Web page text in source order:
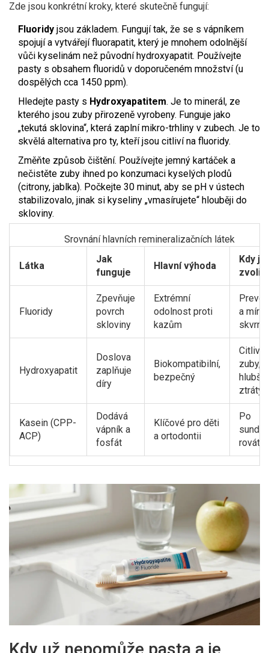
Zde jsou konkrétní kroky, které skutečně fungují:
Fluoridy jsou základem. Fungují tak, že se s vápníkem
spojují a vytvářejí fluorapatit, který je mnohem odolnější
vůči kyselinám než původní hydroxyapatit. Používejte
pasty s obsahem fluoridů v doporučeném množství (u
dospělých cca 1450 ppm).
Hledejte pasty s Hydroxyapatitem. Je to minerál, ze
kterého jsou zuby přirozeně vyrobeny. Funguje jako
„tekutá sklovina“, která zaplní mikro-trhliny v zubech. Je to
skvělá alternativa pro ty, kteří jsou citliví na fluoridy.
Změňte způsob čištění. Používejte jemný kartáček a
nečistěte zuby ihned po konzumaci kyselých plodů
(citrony, jablka). Počkejte 30 minut, aby se pH v ústech
stabilizovalo, jinak si kyseliny „vmasírujete“ hlouběji do
skloviny.
Srovnání hlavních remineralizačních látek
Látka
Jak
funguje
Hlavní výhoda
Kdy ji
zvolit
Fluoridy
Zpevňuje
povrch
skloviny
Extrémní
odolnost proti
kazům
a mírné
skvrny
Hydroxyapatit
Doslova
zaplňuje
díry
Biokompatibilní,
bezpečný
Citlivé
zuby,
hlubší
ztráty
Kasein (CPP-
ACP)
Dodává
vápník a
fosfát
Klíčové pro děti
a ortodontii
Po